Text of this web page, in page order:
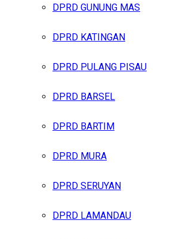
DPRD GUNUNG MAS
DPRD KATINGAN
DPRD PULANG PISAU
DPRD BARSEL
DPRD BARTIM
DPRD MURA
DPRD SERUYAN
DPRD LAMANDAU